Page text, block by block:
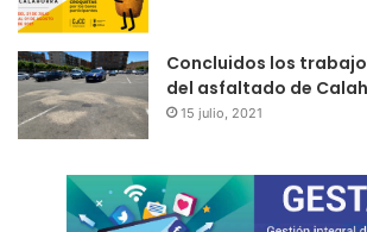
Concluidos los
del asfaltado de
15 julio, 2021